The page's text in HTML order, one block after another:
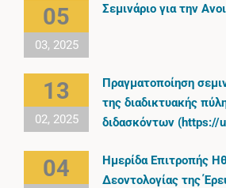
05
03, 2025
Σεμινάριο για την
13
02, 2025
Πραγματοποίηση
της διαδικτυακής
διδασκόντων (https://
04
Ημερίδα Επιτροπής
Δεοντολογίας της